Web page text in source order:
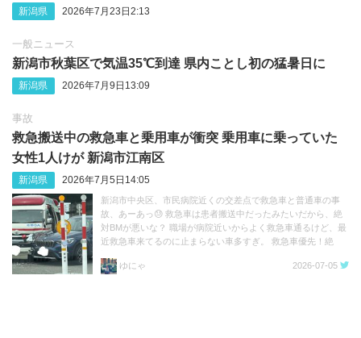
新潟県 2026年7月23日2:13
一般ニュース
新潟市秋葉区で気温35℃到達 県内ことし初の猛暑日に
新潟県 2026年7月9日13:09
事故
救急搬送中の救急車と乗用車が衝突 乗用車に乗っていた
女性1人けが 新潟市江南区
新潟県 2026年7月5日14:05
新潟市中央区、市民病院近くの交差点で救急車と普通車の事
故、あーあっ😓 救急車は患者搬送中だったみたいだから、絶
対BMが悪いな？ 職場が病院近いからよく救急車通るけど、最
近救急車来てるのに止まらない車多すぎ。 救急車優先！絶
ゆにゃ
2026-07-05